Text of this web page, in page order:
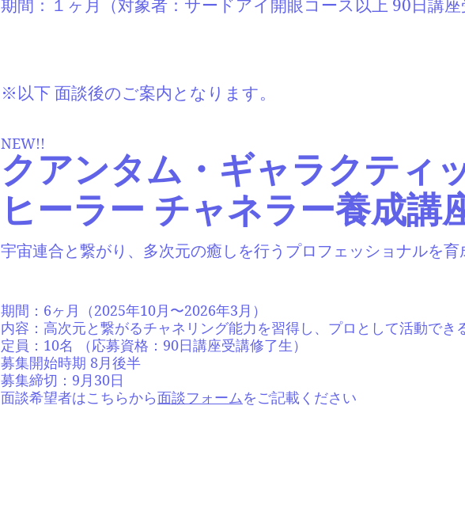
期間：１ヶ月（対象者：サードアイ開眼コース以上 90日講
※以下 面談後のご案内となります。
​NEW!!
クアンタム・ギャラクティ
ヒーラー チャネラー養成講
宇宙連合と繋がり、多次元の癒しを行うプロフェッショナルを育
期間：6ヶ月（2025年10月〜2026年3月）
内容：高次元と繋がるチャネリング能力を習得し、プロとして活動でき
定員：10名 （応募資格：90日講座受講修了生）
募集開始時期 8月後半
募集締切：9月30日
​面談希望者はこちらから面談フォームをご記載ください